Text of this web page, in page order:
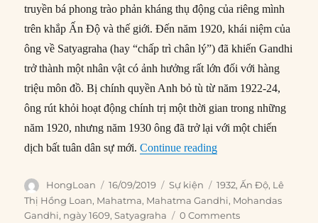
truyền bá phong trào phản kháng thụ động của riêng mình
trên khắp Ấn Độ và thế giới. Đến năm 1920, khái niệm của
ông về Satyagraha (hay “chấp trì chân lý”) đã khiến Gandhi
trở thành một nhân vật có ảnh hưởng rất lớn đối với hàng
triệu môn đồ. Bị chính quyền Anh bỏ tù từ năm 1922-24,
ông rút khỏi hoạt động chính trị một thời gian trong những
năm 1920, nhưng năm 1930 ông đã trở lại với một chiến
dịch bất tuân dân sự mới.Continue reading“16/09/1932: Gandhi
Author
HongLoan
Posted
on
16/09/2019 Categories
Sự kiện Tags
1932,Ấn Độ, Lê
Thị Hồng Loan, Mahatma, Mahatma Gandhi, Mohandas
Gandhi, ngày 1609,Satyagraha 0 Comments